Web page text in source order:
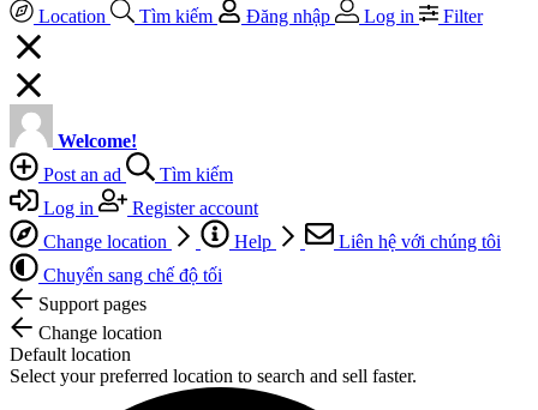
Location
Tìm kiếm Đăng nhập Log in Filter
Welcome!
Post an ad
Tìm kiếm
Log in
Register account
Change location
Help
Liên hệ với chúng tôi
Chuyển sang chế độ tối
Support pages
Change location
Default location
Select your preferred location to search and sell faster.